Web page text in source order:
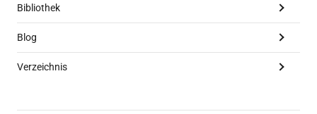
Bibliothek
Blog
Verzeichnis